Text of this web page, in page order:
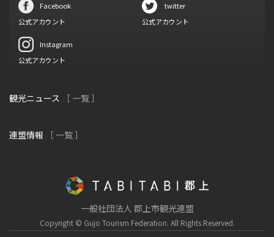
Facebook
公式アカウント
twitter
公式アカウント
Instagram
公式アカウント
観光ニュース ［ 一覧 ］
連盟情報 ［ 一覧 ］
一般社団法人 郡上市観光連盟
Copyright © Gujo Tourism Federation. All Rights Reserved.